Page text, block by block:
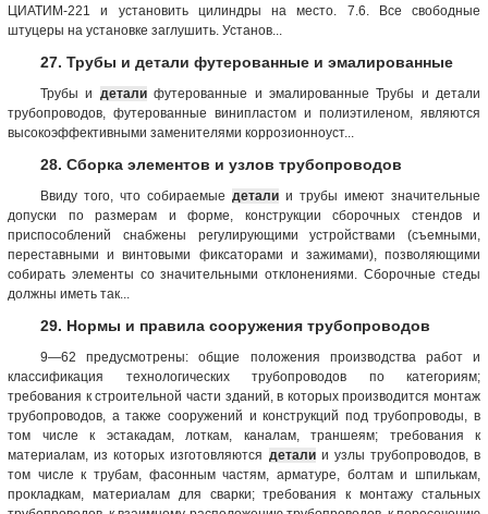
ЦИАТИМ-221 и установить цилиндры на место. 7.6. Все свободные
штуцеры на установке заглушить. Установ...
27. Трубы и детали футерованные и эмалированные
Трубы и деталифутерованные и эмалированные Трубы и детали
трубопроводов, футерованные винипластом и полиэтиленом, являются
высокоэффективными заменителями коррозионноуст...
28. Сборка элементов и узлов трубопроводов
Ввиду того, что собираемые детали и трубы имеют значительные
допуски по размерам и форме, конструкции сборочных стендов и
приспособлений снабжены регулирующими устройствами (съемными,
переставными и винтовыми фиксаторами и зажимами), позволяющими
собирать элементы со значительными отклонениями. Сборочные стеды
должны иметь так...
29. Нормы и правила сооружения трубопроводов
9—62 предусмотрены: общие положения производства работ и
классификация технологических трубопроводов по категориям;
требования к строительной части зданий, в которых производится монтаж
трубопроводов, а также сооружений и конструкций под трубопроводы, в
том числе к эстакадам, лоткам, каналам, траншеям; требования к
материалам, из которых изготовляются деталии узлы трубопроводов, в
том числе к трубам, фасонным частям, арматуре, болтам и шпилькам,
прокладкам, материалам для сварки; требования к монтажу стальных